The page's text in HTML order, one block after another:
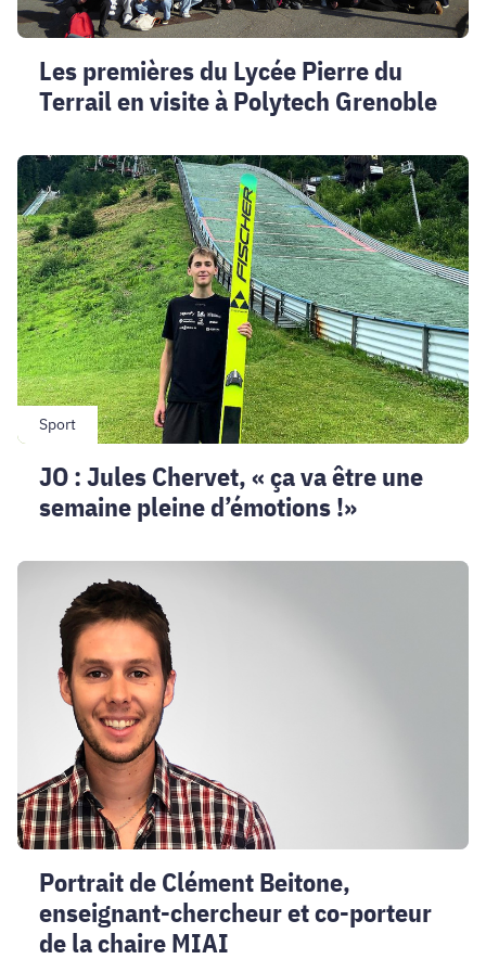
Polytech
Grenoble
Les premières du Lycée Pierre du
Terrail en visite à Polytech Grenoble
JO
:
Jules
Chervet,
«
ça
va
être
une
semaine
pleine
d’émotions
Sport
JO : Jules Chervet, « ça va être une
semaine pleine d’émotions !»
Portrait
Clément
Beitone,
enseignant-
chercheur
porteur
de
la
chaire
MIAI
Portrait de Clément Beitone,
enseignant-chercheur et co-porteur
de la chaire MIAI